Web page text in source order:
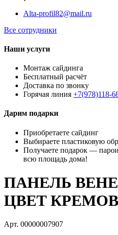
Alta-profil82@mail.ru
Все сотрудники
Наши услуги
Монтаж сайдинга
Бесплатный расчёт
Доставка по звонку
Горячая линия +7(978)118-
Дарим подарки
Приобретаете сайдинг
Выбираете пластиковую
Получаете подарок —
всю площадь дома!
ПАНЕЛЬ
ЦВЕТ
Арт. 00000007907